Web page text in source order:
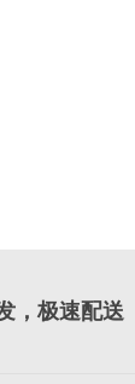
，极速配送